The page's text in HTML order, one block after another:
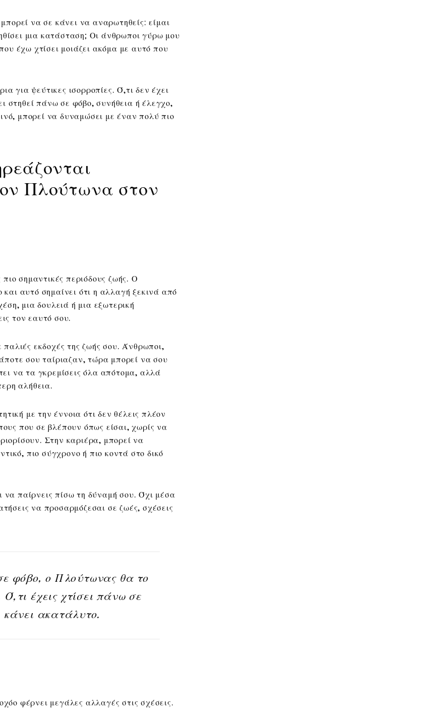
να σε κάνει να αναρωτηθείς: είμαι
μια κατάσταση; Οι άνθρωποι γύρω μου
έχω χτίσει μοιάζει ακόμα με αυτό που
για ψεύτικες ισορροπίες. Ό,τι δεν έχει
στηθεί πάνω σε φόβο, συνήθεια ή έλεγχο,
μπορεί να δυναμώσει με έναν πολύ πιο
Πλούτωνα στον
σημαντικές περιόδους ζωής. Ο
αυτό σημαίνει ότι η αλλαγή ξεκινά από
μια δουλειά ή μια εξωτερική
τον εαυτό σου.
εκδοχές της ζωής σου. Άνθρωποι,
σου ταίριαζαν, τώρα μπορεί να σου
να τα γκρεμίσεις όλα απότομα, αλλά
αλήθεια.
με την έννοια ότι δεν θέλεις πλέον
που σε βλέπουν όπως είσαι, χωρίς να
Στην καριέρα, μπορεί να
πιο σύγχρονο ή πιο κοντά στο δικό
παίρνεις πίσω τη δύναμή σου. Όχι μέσα
να προσαρμόζεσαι σε ζωές, σχέσεις
φόβο, ο Πλούτωνας θα το
έχεις χτίσει πάνω σε
ακατάλυτο.
φέρνει μεγάλες αλλαγές στις σχέσεις.